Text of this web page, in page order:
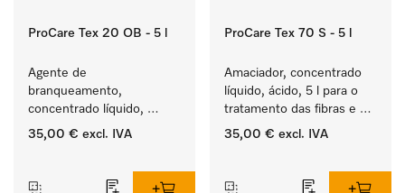
ProCare Tex 20 OB - 5 l
Agente de
branqueamento,
concentrado líquido,
ácido, 5 l para a remoção
35,00 € excl. IVA
ProCare Tex 70 S - 5 l
Amaciador, concentrado
líquido, ácido, 5 l para o
tratamento das fibras e
uma suavidade duradoura
35,00 € excl. IVA